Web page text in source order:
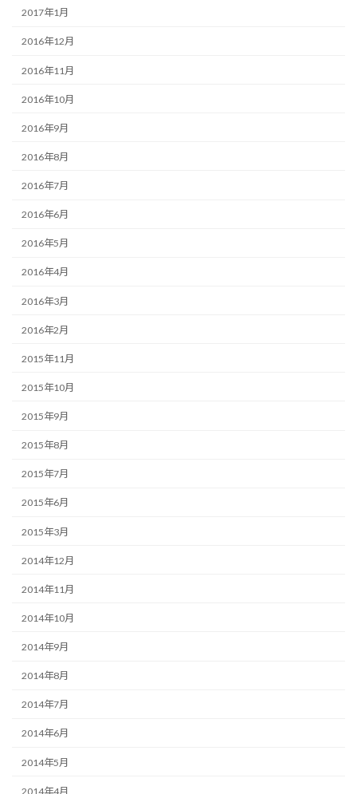
2017年1月
2016年12月
2016年11月
2016年10月
2016年9月
2016年8月
2016年7月
2016年6月
2016年5月
2016年4月
2016年3月
2016年2月
2015年11月
2015年10月
2015年9月
2015年8月
2015年7月
2015年6月
2015年3月
2014年12月
2014年11月
2014年10月
2014年9月
2014年8月
2014年7月
2014年6月
2014年5月
2014年4月